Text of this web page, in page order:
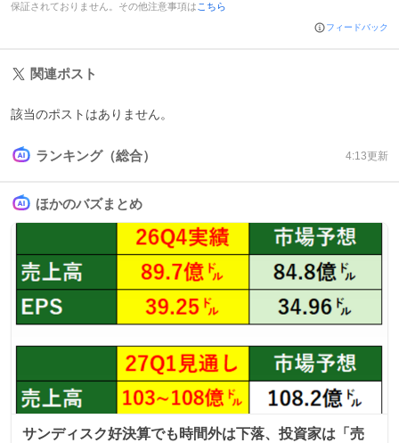
保証されておりません。その他注意事項は こちら
フィードバック
関連ポスト
該当のポストはありません。
ランキング（総合） 4:13更新
ほかのバズまとめ
サンディスク好決算でも時間外は下落、投資家は「売